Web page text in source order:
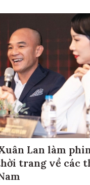
Lan làm
trang về các